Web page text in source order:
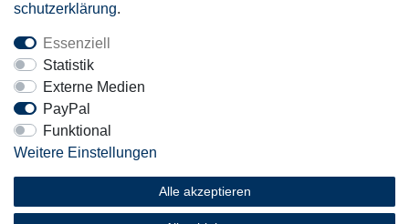
schutz­erklärung.
Essenziell
Statistik
Externe Medien
PayPal
Funktional
Weitere Einstellungen
Alle akzeptieren